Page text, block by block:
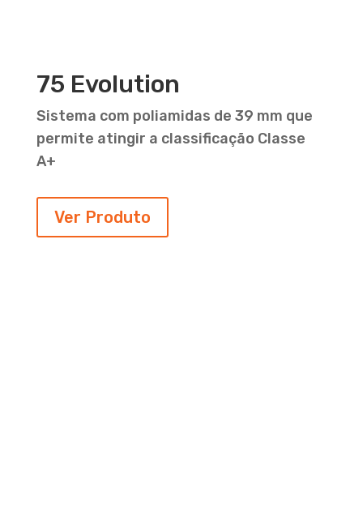
75 Evolution
Sistema com poliamidas de 39 mm que
permite atingir a classificação Classe
A+
Ver Produto